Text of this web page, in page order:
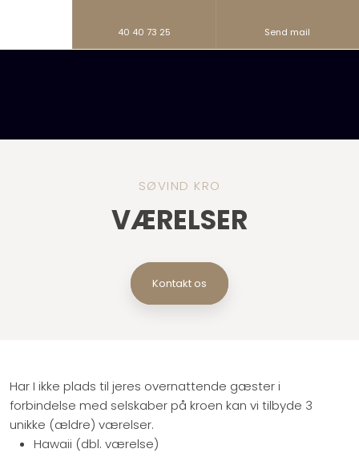
40 40 73 25 Send mail
SØVIND KRO​
VÆRELSER
Kontakt os
Har I ikke plads til jeres overnattende gæster i
forbindelse med selskaber på kroen kan vi tilbyde 3
unikke (ældre) værelser.
Hawaii (dbl. værelse)